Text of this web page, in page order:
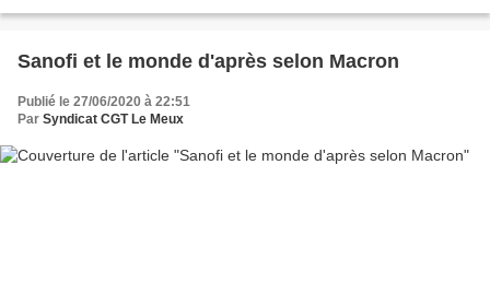
Sanofi et le monde d'après selon Macron
Publié le 27/06/2020 à 22:51
Par Syndicat CGT Le Meux